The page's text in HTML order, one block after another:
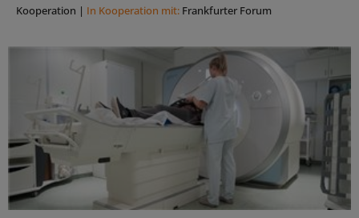
Kooperation | In Kooperation mit: Frankfurter Forum